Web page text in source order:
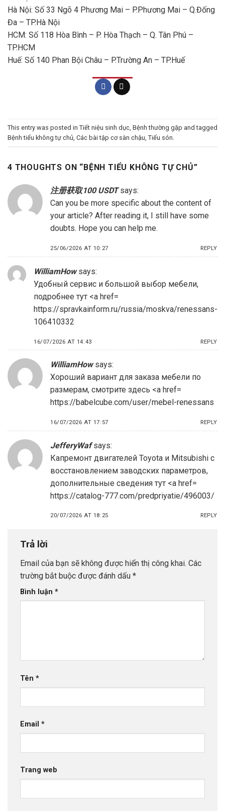
Hà Nội: Số 33 Ngõ 4 Phương Mai – P.Phương Mai – Q.Đống
Đa – TP.Hà Nội
HCM: Số 118 Hòa Bình – P. Hòa Thạch – Q. Tân Phú –
TP.HCM
Huế: Số 140 Phan Bội Châu – P.Trường An – TP.Huế
This entry was posted in Tiết niệu sinh dục Bệnh thường gặp and tagged
Bệnh tiểu không tự chủ Các bài tập cơ sàn chậu Tiểu són
4 THOUGHTS ON “ BỆNH TIỂU KHÔNG TỰ CHỦ”
注册获取100 USDT says:
Can you be more specific about the content of
your article? After reading it, I still have some
doubts. Hope you can help me.
25/06/2026 AT 10:27 REPLY
WilliamHow says:
Удобный сервис и большой выбор мебели,
подробнее тут <a href=
https://spravkainform.ru/russia/moskva/renessans-
106410332
16/07/2026 AT 14:43 REPLY
WilliamHow says:
Хороший вариант для заказа мебели по
размерам, смотрите здесь <a href=
https://babelcube.com/user/mebel-renessans
16/07/2026 AT 17:57 REPLY
JefferyWaf says:
Капремонт двигателей Toyota и Mitsubishi с
восстановлением заводских параметров,
дополнительные сведения тут <a href=
https://catalog-777.com/predpriyatie/496003/
20/07/2026 AT 18:25 REPLY
Trả lời
Email của bạn sẽ không được hiển thị công khai. Các
trường bắt buộc được đánh dấu *
Bình luận *
Tên *
Email *
Trang web